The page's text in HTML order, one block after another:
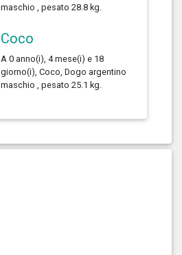
maschio , pesato 28.8 kg.
Coco
A 0 anno(i), 4 mese(i) e 18
giorno(i), Coco, Dogo argentino
maschio , pesato 25.1 kg.